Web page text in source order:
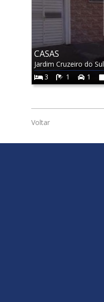
CASAS
Jardim Cruzeiro do Sul
3
1 1
Voltar